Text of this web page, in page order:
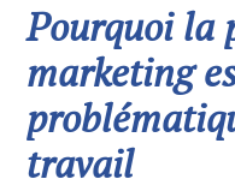
Pourquoi la
marketing
travail